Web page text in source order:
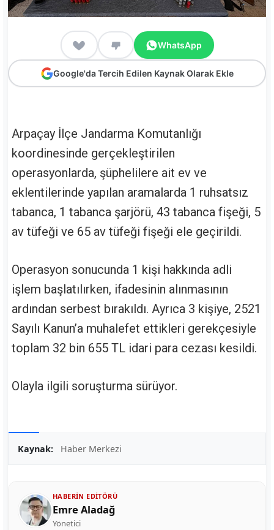
WhatsApp
Google'da Tercih Edilen Kaynak Olarak Ekle
Arpaçay İlçe Jandarma Komutanlığı
koordinesinde gerçekleştirilen
operasyonlarda, şüphelilere ait ev ve
eklentilerinde yapılan aramalarda 1 ruhsatsız
tabanca, 1 tabanca şarjörü, 43 tabanca fişeği, 5
av tüfeği ve 65 av tüfeği fişeği ele geçirildi.
Operasyon sonucunda 1 kişi hakkında adli
işlem başlatılırken, ifadesinin alınmasının
ardından serbest bırakıldı. Ayrıca 3 kişiye, 2521
Sayılı Kanun’a muhalefet ettikleri gerekçesiyle
toplam 32 bin 655 TL idari para cezası kesildi.
Olayla ilgili soruşturma sürüyor.
Kaynak: Haber Merkezi
HABERIN EDITÖRÜ
Emre Aladağ
Yönetici